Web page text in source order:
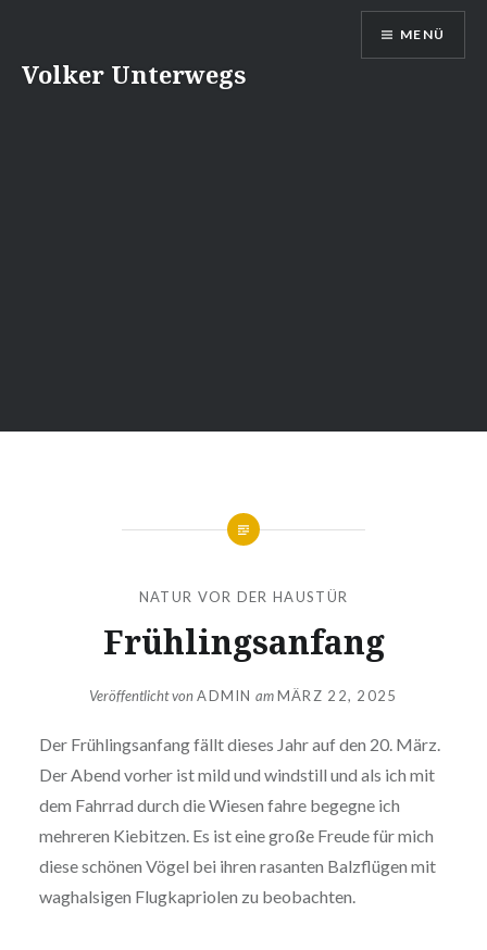
InhaltVolker Unterwegs
MENÜ
NATUR VOR DER HAUSTÜR
Frühlingsanfang
Veröffentlicht vonADMIN amMÄRZ 22, 2025
Der Frühlingsanfang fällt dieses Jahr auf den 20. März.
Der Abend vorher ist mild und windstill und als ich mit
dem Fahrrad durch die Wiesen fahre begegne ich
mehreren Kiebitzen. Es ist eine große Freude für mich
diese schönen Vögel bei ihren rasanten Balzflügen mit
waghalsigen Flugkapriolen zu beobachten.